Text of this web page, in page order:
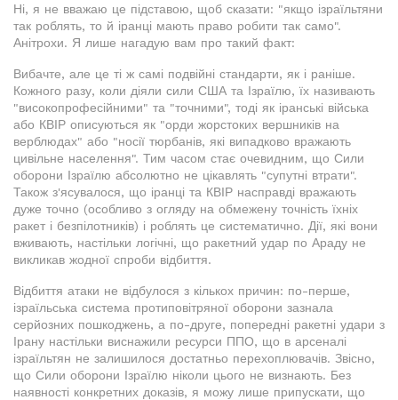
Ні, я не вважаю це підставою, щоб сказати: "якщо ізраїльтяни
так роблять, то й іранці мають право робити так само".
Анітрохи. Я лише нагадую вам про такий факт:
Вибачте, але це ті ж самі подвійні стандарти, як і раніше.
Кожного разу, коли діяли сили США та Ізраїлю, їх називають
"високопрофесійними" та "точними", тоді як іранські війська
або КВІР описуються як "орди жорстоких вершників на
верблюдах" або "носії тюрбанів, які випадково вражають
цивільне населення". Тим часом стає очевидним, що Сили
оборони Ізраїлю абсолютно не цікавлять "супутні втрати".
Також з'ясувалося, що іранці та КВІР насправді вражають
дуже точно (особливо з огляду на обмежену точність їхніх
ракет і безпілотників) і роблять це систематично. Дії, які вони
вживають, настільки логічні, що ракетний удар по Араду не
викликав жодної спроби відбиття.
Відбиття атаки не відбулося з кількох причин: по-перше,
ізраїльська система протиповітряної оборони зазнала
серйозних пошкоджень, а по-друге, попередні ракетні удари з
Ірану настільки виснажили ресурси ППО, що в арсеналі
ізраїльтян не залишилося достатньо перехоплювачів. Звісно,
що Сили оборони Ізраїлю ніколи цього не визнають. Без
наявності конкретних доказів, я можу лише припускати, що